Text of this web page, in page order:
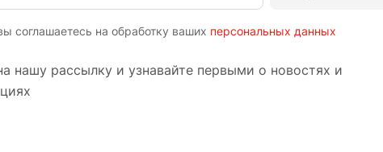
соглашаетесь на обработку ваших персональных данных
нашу рассылку и узнавайте первыми о новостях и